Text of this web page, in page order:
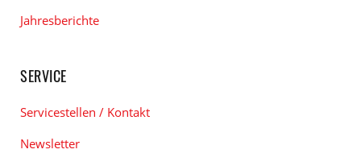
Jahresberichte
SERVICE
Servicestellen / Kontakt
Newsletter